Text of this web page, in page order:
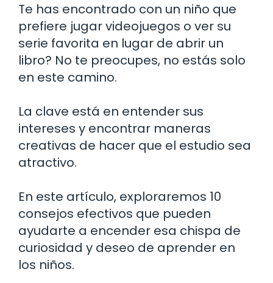
Te has encontrado con un niño que
prefiere jugar videojuegos o ver su
serie favorita en lugar de abrir un
libro? No te preocupes, no estás solo
en este camino.
La clave está en entender sus
intereses y encontrar maneras
creativas de hacer que el estudio sea
atractivo.
En este artículo, exploraremos 10
consejos efectivos que pueden
ayudarte a encender esa chispa de
curiosidad y deseo de aprender en
los niños.